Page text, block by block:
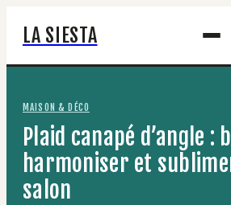
LA SIESTA
MAISON & DÉCO
Plaid canapé d’angle :
harmoniser et
salon